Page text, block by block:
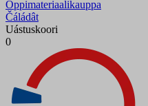
Oppimateriaalikauppa
Čáládât
Uástuskoori
0